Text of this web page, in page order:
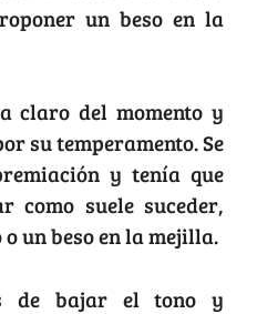
un beso en la
claro del momento y
su temperamento. Se
y tenía que
como suele suceder,
un beso en la mejilla.
de bajar el tono y